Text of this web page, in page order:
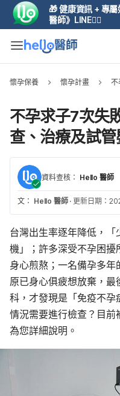
🎁 健康資訊 + 專
醫師》LINE👆🏼
懷孕保養 懷孕計畫 不
不孕求子7次失
查、治療及試
資料查核： Hello 醫師
文： Hello 醫師 · 更新日期：
台灣出生率逐年降低，
機」；許多深受不孕困擾
身心煎熬；一名備孕多年
原已身心俱疲想放棄，
科，才發現是「免疫不
情況需要進行檢查？目前
為您詳細說明。